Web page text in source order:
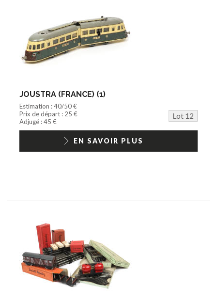
JOUSTRA (FRANCE) (1)
Estimation : 40/50 €
Prix de départ : 25 €
Lot 12
Adjugé : 45 €
EN SAVOIR PLUS